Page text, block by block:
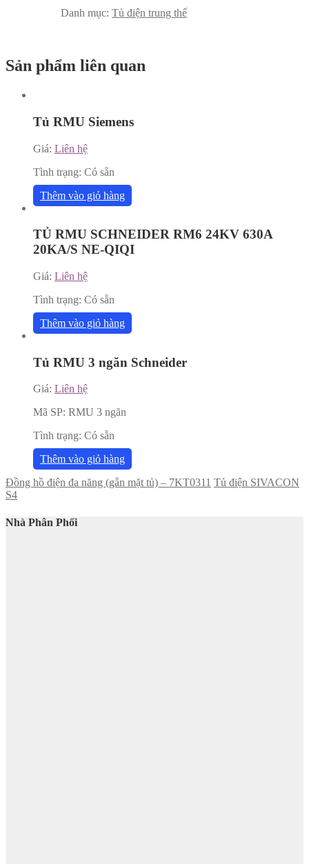
Danh mục: Tủ điện trung thế
Sản phẩm liên quan
Tủ RMU Siemens
Giá: Liên hệ
Tình trạng: Có sẵn
Thêm vào giỏ hàng
TỦ RMU SCHNEIDER RM6 24KV 630A
20KA/S NE-QIQI
Giá: Liên hệ
Tình trạng: Có sẵn
Thêm vào giỏ hàng
Tủ RMU 3 ngăn Schneider
Giá: Liên hệ
Mã SP: RMU 3 ngăn
Tình trạng: Có sẵn
Thêm vào giỏ hàng
Đồng hồ điện đa năng (gắn mặt tủ) – 7KT0311 Tủ điện SIVACON
S4
Nhà Phân Phối